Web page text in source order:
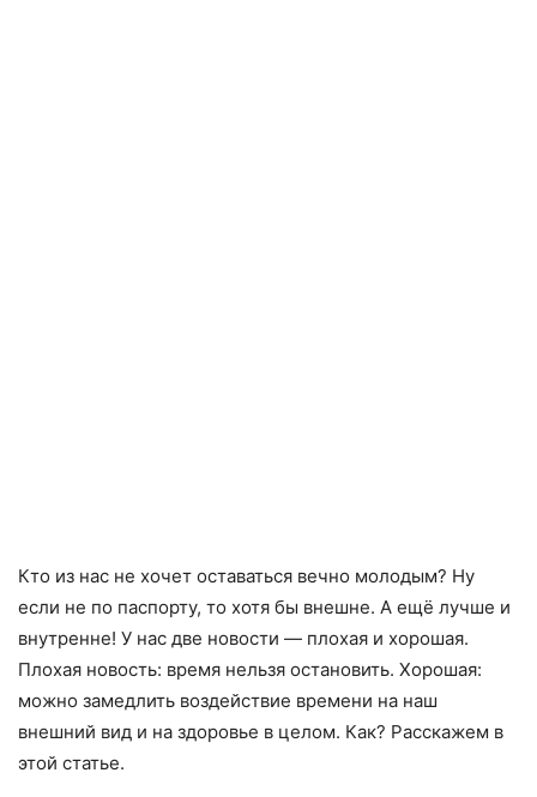
Кто из нас не хочет оставаться вечно молодым? Ну
если не по паспорту, то хотя бы внешне. А ещё лучше и
внутренне! У нас две новости — плохая и хорошая.
Плохая новость: время нельзя остановить. Хорошая:
можно замедлить воздействие времени на наш
внешний вид и на здоровье в целом. Как? Расскажем в
этой статье.